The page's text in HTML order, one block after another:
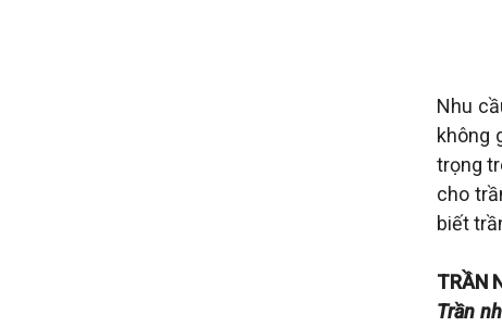
Nhu
không
trọng
cho
biết
TRẦN
Trần